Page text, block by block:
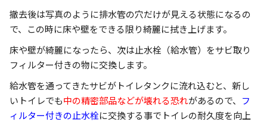
撤去後は写真のように排水管の穴だけが見える状態になるの
で、この時に床や壁をできる限り綺麗に拭き上げます。
床や壁が綺麗になったら、次は止水栓（給水管）をサビ取り
フィルター付きの物に交換します。
給水管を通ってきたサビがトイレタンクに流れ込むと、新し
いトイレでも中の精密部品などが壊れる恐れがあるので、 フ
ィルター付きの止水栓に交換する事でトイレの耐久度を向上